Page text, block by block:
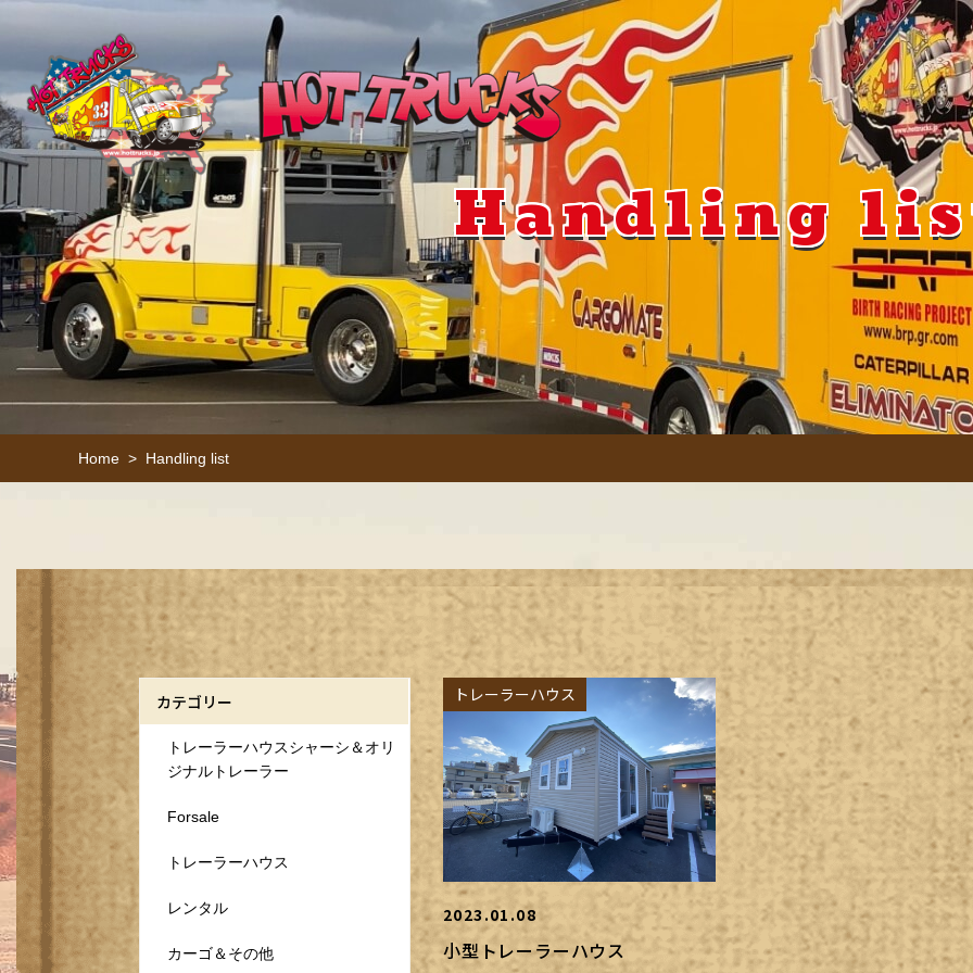
Handling
Home > Handling list
カテゴリー
トレーラーハウスシャーシ＆オリ
ジナルトレーラー
Forsale
トレーラーハウス
レンタル
カーゴ＆その他
トレーラーハウス
2023.01.08
小型トレーラーハウス